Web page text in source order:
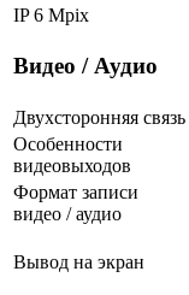
IP 6 Mpix
Видео / Аудио
Двухсторонняя связь
Особенности
видеовыходов
Формат записи
видео / аудио
Вывод на экран